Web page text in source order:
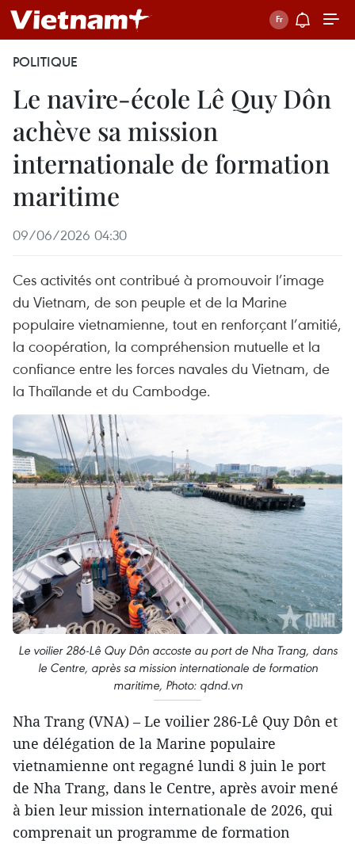
POLITIQUE
Le navire-école Lê Quy Dôn
achève sa mission
internationale de formation
maritime
09/06/2026 04:30
Ces activités ont contribué à promouvoir l’image
du Vietnam, de son peuple et de la Marine
populaire vietnamienne, tout en renforçant l’amitié,
la coopération, la compréhension mutuelle et la
confiance entre les forces navales du Vietnam, de
la Thaïlande et du Cambodge.
Le voilier 286-Lê Quy Dôn accoste au port de Nha Trang, dans
le Centre, après sa mission internationale de formation
maritime, Photo: qdnd.vn
Nha Trang (VNA) – Le voilier 286-Lê Quy Dôn et
une délégation de la Marine populaire
vietnamienne ont regagné lundi 8 juin le port
de Nha Trang, dans le Centre, après avoir mené
à bien leur mission internationale de 2026, qui
comprenait un programme de formation